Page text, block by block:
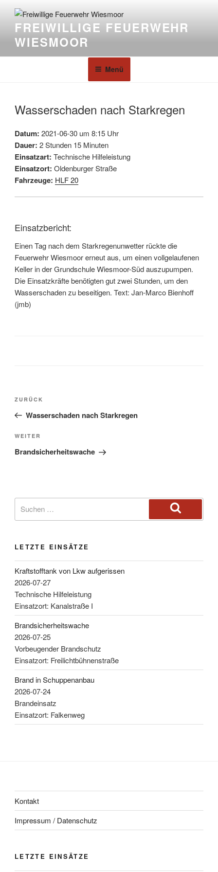
FREIWILLIGE FEUERWEHR
WIESMOOR
Menü
Wasserschaden nach Starkregen
Datum: 2021-06-30 um 8:15 Uhr
Dauer: 2 Stunden 15 Minuten
Einsatzart: Technische Hilfeleistung
Einsatzort: Oldenburger Straße
Fahrzeuge: HLF 20
Einsatzbericht:
Einen Tag nach dem Starkregenunwetter rückte die
Feuerwehr Wiesmoor erneut aus, um einen vollgelaufenen
Keller in der Grundschule Wiesmoor-Süd auszupumpen.
Die Einsatzkräfte benötigten gut zwei Stunden, um den
Wasserschaden zu beseitigen. Text: Jan-Marco Bienhoff
(jmb)
ZURÜCK
Wasserschaden nach Starkregen
WEITER
Brandsicherheitswache
LETZTE EINSÄTZE
Kraftstofftank von Lkw aufgerissen
2026-07-27
Technische Hilfeleistung
Einsatzort: Kanalstraße I
Brandsicherheitswache
2026-07-25
Vorbeugender Brandschutz
Einsatzort: Freilichtbühnenstraße
Brand in Schuppenanbau
2026-07-24
Brandeinsatz
Einsatzort: Falkenweg
Kontakt
Impressum / Datenschutz
LETZTE EINSÄTZE